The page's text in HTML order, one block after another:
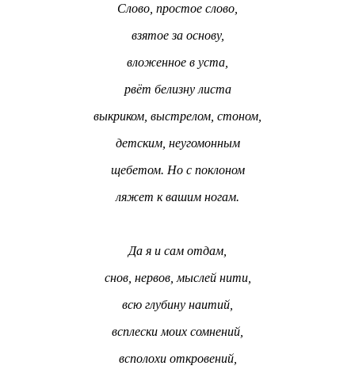
Слово, простое слово,
взятое за основу,
вложенное в уста,
рвёт белизну листа
выкриком, выстрелом, стоном,
детским, неугомонным
щебетом. Но с поклоном
ляжет к вашим ногам.
Да я и сам отдам,
снов, нервов, мыслей нити,
всю глубину наитий,
всплески моих сомнений,
всполохи откровений,